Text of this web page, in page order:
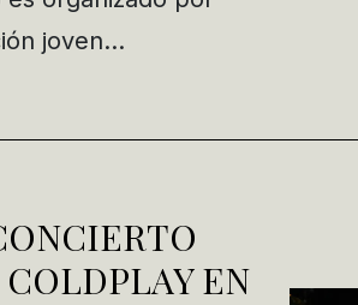
joven…
EN